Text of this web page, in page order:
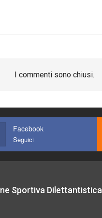
I commenti sono chiusi.
Facebook
Seguici
Sportiva Dilettantistica